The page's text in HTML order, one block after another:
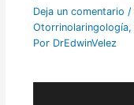
Deja un comentario /
Otorrinolaringología,
Por DrEdwinVelez